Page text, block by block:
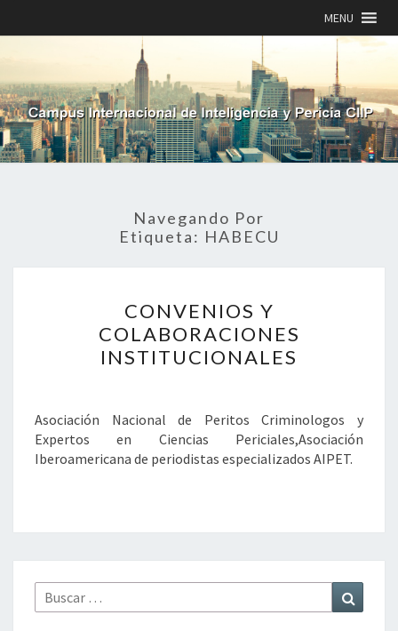
MENU
Navegando Por
Etiqueta: HABECU
Y
COLABORACIONES
INSTITUCIONALES
CONVENIOS Y
COLABORACIONES
INSTITUCIONALES
Asociación Nacional de Peritos Criminologos y
Expertos en Ciencias Periciales,Asociación
Iberoamericana de periodistas especializados AIPET.
Buscar
por: